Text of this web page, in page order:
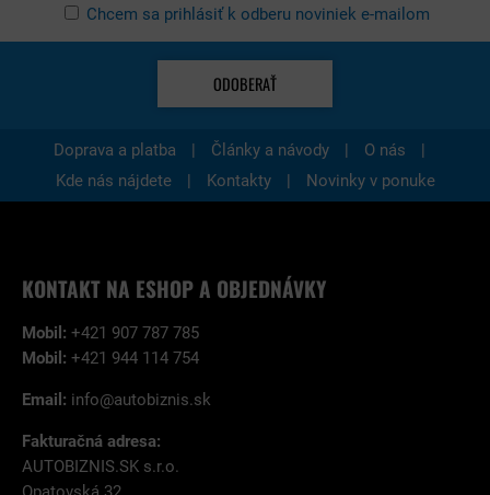
Chcem sa prihlásiť k odberu noviniek e-mailom
ODOBERAŤ
Doprava a platba | Články a návody | O nás
|
Kde nás nájdete
| Kontakty | Novinky v ponuke
KONTAKT NA ESHOP A OBJEDNÁVKY
Mobil: +421 907 787 785
Mobil: +421 944 114 754
Email: info@autobiznis.sk
Fakturačná adresa:
AUTOBIZNIS.SK s.r.o.